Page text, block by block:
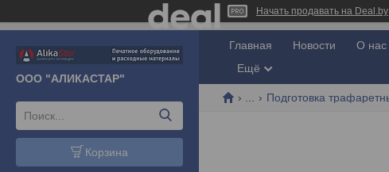
Начать продавать на Deal.by
ООО "АЛИКАСТАР"
Корзина
Главная Новости О нас
Ещё
Подготовка